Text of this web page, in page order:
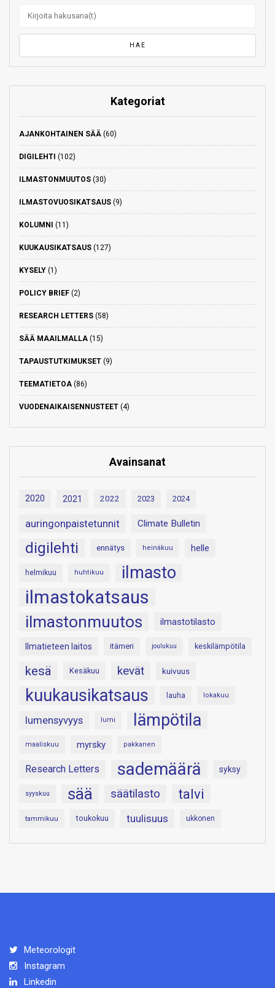
Kategoriat
AJANKOHTAINEN SÄÄ (60)
DIGILEHTI (102)
ILMASTONMUUTOS (30)
ILMASTOVUOSIKATSAUS (9)
KOLUMNI (11)
KUUKAUSIKATSAUS (127)
KYSELY (1)
POLICY BRIEF (2)
RESEARCH LETTERS (58)
SÄÄ MAAILMALLA (15)
TAPAUSTUTKIMUKSET (9)
TEEMATIETOA (86)
VUODENAIKAISENNUSTEET (4)
Avainsanat
2020 2021 2022 2023 2024
auringonpaistetunnit Climate Bulletin
digilehti ennätys heinäkuu helle
helmikuu huhtikuu ilmasto
ilmastokatsaus
ilmastonmuutos ilmastotilasto
Ilmatieteen laitos itämeri joulukuu keskilämpötila
kesä Kesäkuu kevät kuivuus
kuukausikatsaus lauha lokakuu
lumensyvyys lumi lämpötila
maaliskuu myrsky pakkanen
Research Letters sademäärä syksy
syyskuu sää säätilasto talvi
tammikuu toukokuu tuulisuus ukkonen
Meteorologit
Instagram
Linkedin